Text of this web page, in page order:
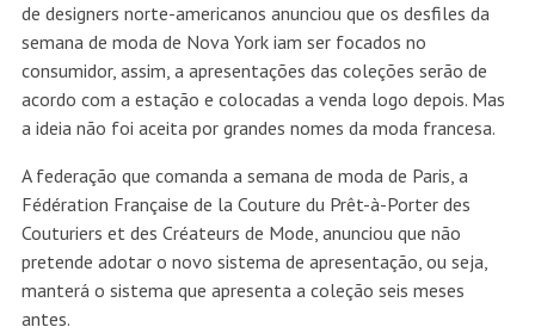
de designers norte-americanos anunciou que os desfiles da
semana de moda de Nova York iam ser focados no
consumidor, assim, a apresentações das coleções serão de
acordo com a estação e colocadas a venda logo depois. Mas
a ideia não foi aceita por grandes nomes da moda francesa.
A federação que comanda a semana de moda de Paris, a
Fédération Française de la Couture du Prêt-à-Porter des
Couturiers et des Créateurs de Mode, anunciou que não
pretende adotar o novo sistema de apresentação, ou seja,
manterá o sistema que apresenta a coleção seis meses
antes.